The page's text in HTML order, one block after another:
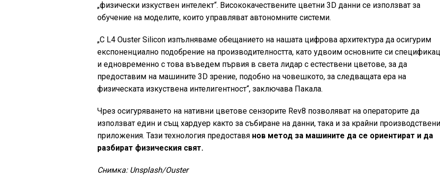
„физически изкуствен интелект“. Висококачествените цветни 3D данни се използват за
обучение на моделите, които управляват автономните системи.
„С L4 Ouster Silicon изпълняваме обещанието на нашата цифрова архитектура да осигурим
експоненциално подобрение на производителността, като удвоим основните си
и едновременно с това въведем първия в света лидар с естествени цветове, за да
предоставим на машините 3D зрение, подобно на човешкото, за следващата ера на
физическата изкуствена интелигентност“, заключава Пакала.
Чрез осигуряването на нативни цветове сензорите Rev8 позволяват на операторите да
използват един и същ хардуер както за събиране на данни, така и за крайни производствени
приложения. Тази технология предоставя нов метод за машините да се ориентират и да
разбират физическия свят.
Снимка: Unsplash/Ouster